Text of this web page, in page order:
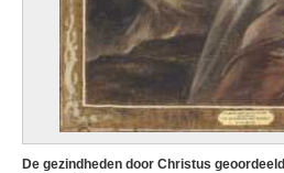
De gezindheden door Christus geoordeeld